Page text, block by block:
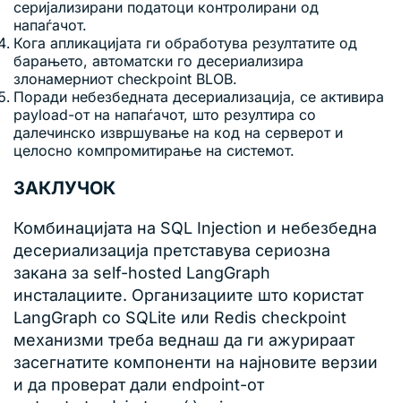
серијализирани податоци контролирани од
напаѓачот.
Кога апликацијата ги обработува резултатите од
барањето, автоматски го десериализира
злонамерниот checkpoint BLOB.
Поради небезбедната десериализација, се активира
payload-от на напаѓачот, што резултира со
далечинско извршување на код на серверот и
целосно компромитирање на системот.
ЗАКЛУЧОК
Комбинацијата на SQL Injection и небезбедна
десериализација претставува сериозна
закана за self-hosted LangGraph
инсталациите. Организациите што користат
LangGraph со SQLite или Redis checkpoint
механизми треба веднаш да ги ажурираат
засегнатите компоненти на најновите верзии
и да проверат дали endpoint-от